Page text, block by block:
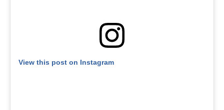
View this post on Instagram